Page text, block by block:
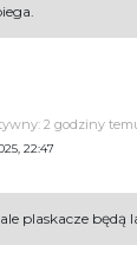
2 godziny
22:47
plaskacze będą